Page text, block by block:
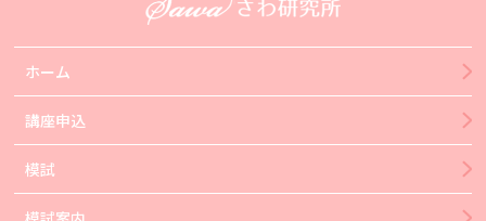
ホーム
講座申込
模試